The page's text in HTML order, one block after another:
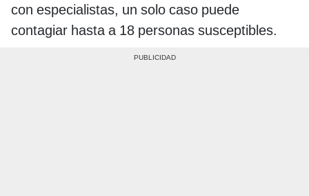
con especialistas, un solo caso puede
contagiar hasta a 18 personas susceptibles.